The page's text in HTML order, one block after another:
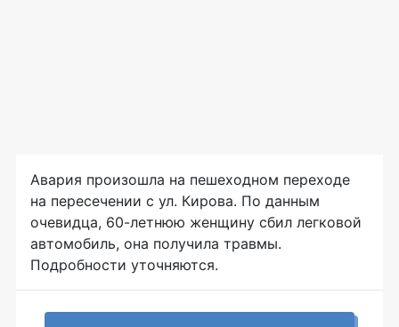
Авария произошла на пешеходном переходе
на пересечении с ул. Кирова. По данным
очевидца, 60-летнюю женщину сбил легковой
автомобиль, она получила травмы.
Подробности уточняются.